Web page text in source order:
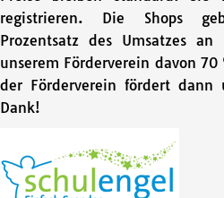
registrieren. Die Shops
Prozentsatz des Umsatzes
unserem Förderverein davon
der Förderverein fördert dann
Dank!